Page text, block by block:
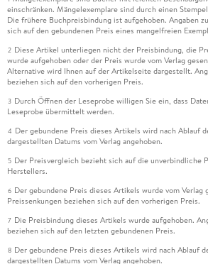
einschränken. Mängelexemplare sind durch einen
Die frühere Buchpreisbindung ist aufgehoben. Angaben
sich auf den gebundenen Preis eines mangelfreien
2 Diese Artikel unterliegen nicht der Preisbindung, die
wurde aufgehoben oder der Preis wurde vom Verlag
Alternative wird Ihnen auf der Artikelseite dargestellt.
beziehen sich auf den vorherigen Preis.
3 Durch Öffnen der Leseprobe willigen Sie ein, dass
Leseprobe übermittelt werden.
4 Der gebundene Preis dieses Artikels wird nach Ablauf
dargestellten Datums vom Verlag angehoben.
5 Der Preisvergleich bezieht sich auf die unverbindliche
Herstellers.
6 Der gebundene Preis dieses Artikels wurde vom Verlag
Preissenkungen beziehen sich auf den vorherigen Preis.
7 Die Preisbindung dieses Artikels wurde aufgehoben.
beziehen sich auf den letzten gebundenen Preis.
8 Der gebundene Preis dieses Artikels wird nach Ablauf
dargestellten Datums vom Verlag angehoben.